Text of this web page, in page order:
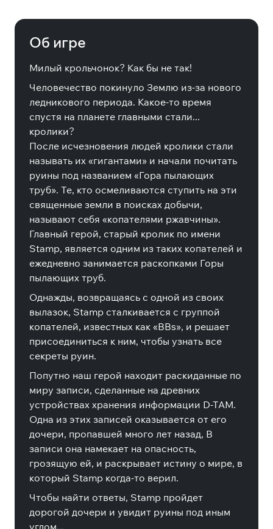
Об игре
Милый крольчонок? Как бы не так!
Человечество покинуло Землю из-за нового
ледникового периода. Какое-то время
спустя на планете главными стали...
кролики?
После исчезновения людей кролики стали
называть их «гигантами» и начали почитать
руины под названием «Гора пылающих
труб». Те, кто осмеливаются ступить на эти
священные земли в поисках добычи,
называют себя «копателями ржавчины».
Главный герой, старый кролик по имени
Stamp, является одним из таких копателей и
ежедневно занимается раскопками Горы
пылающих труб.
Однажды, возвращаясь с одной из своих
вылазок, Stamp сталкивается с группой
копателей, известных как «BBs», и решает
присоединиться к ним, чтобы узнать все
секреты руин.
Попутно наш герой находит раскиданные по
миру записи, сделанные на древних
устройствах хранения информации D-TAM.
Одна из этих записей оказывается от его
дочери, пропавшей много лет назад, В
записи она намекает на опасность,
грозящую ей, и раскрывает истину о мире, в
который Stamp когда-то верил.
Чтобы найти ответы, Stamp пройдет
дорогой дочери и увидит руины под иным
углом...